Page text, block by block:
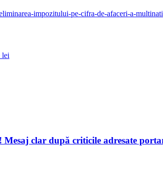
impozitului-pe-cifra-de-afaceri-a-
lei
clar după criticile adresate